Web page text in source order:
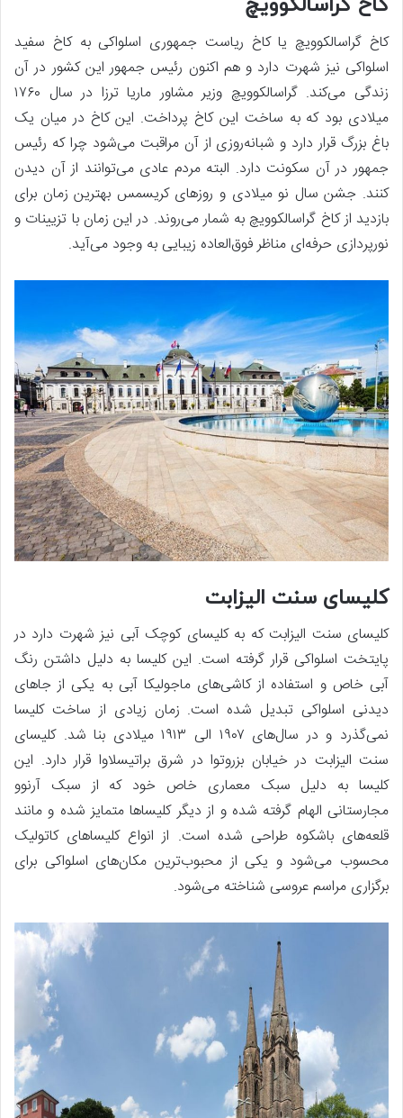
کاخ گراسالکوویچ یا کاخ ریاست جمهوری اسلواکی به کاخ سفید
اسلواکی نیز شهرت دارد و هم اکنون رئیس جمهور این کشور در آن
زندگی می‌کند. گراسالکوویچ وزیر مشاور ماریا ترزا در سال ۱۷۶۰
میلادی بود که به ساخت این کاخ پرداخت. این کاخ در میان یک
باغ بزرگ قرار دارد و شبانه‌روزی از آن مراقبت می‌شود چرا که رئیس
جمهور در آن سکونت دارد. البته مردم عادی می‌توانند از آن دیدن
کنند. جشن سال نو میلادی و روزهای کریسمس بهترین زمان برای
بازدید از کاخ گراسالکوویچ به شمار می‌روند. در این زمان با تزیینات و
نورپردازی حرفه‌ای مناظر فوق‌العاده زیبایی به وجود می‌آید.
کلیسای سنت الیزابت
کلیسای سنت الیزابت که به کلیسای کوچک آبی نیز شهرت دارد در
پایتخت اسلواکی قرار گرفته است. این کلیسا به دلیل داشتن رنگ
آبی خاص و استفاده از کاشی‌های ماجولیکا آبی به یکی از جاهای
دیدنی اسلواکی تبدیل شده است. زمان زیادی از ساخت کلیسا
نمی‌گذرد و در سال‌های ۱۹۰۷ الی ۱۹۱۳ میلادی بنا شد. کلیسای
سنت الیزابت در خیابان بزروتوا در شرق براتیسلاوا قرار دارد. این
کلیسا به دلیل سبک معماری خاص خود که از سبک آرنوو
مجارستانی الهام گرفته شده و از دیگر کلیساها متمایز شده و مانند
قلعه‌های باشکوه طراحی شده است. از انواع کلیساهای کاتولیک
محسوب می‌شود و یکی از محبوب‌ترین مکان‌های اسلواکی برای
برگزاری مراسم عروسی شناخته می‌شود.